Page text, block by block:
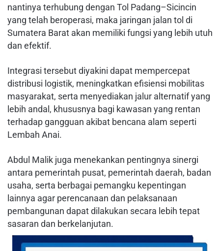
nantinya terhubung dengan Tol Padang–Sicincin
yang telah beroperasi, maka jaringan jalan tol di
Sumatera Barat akan memiliki fungsi yang lebih utuh
dan efektif.
Integrasi tersebut diyakini dapat mempercepat
distribusi logistik, meningkatkan efisiensi mobilitas
masyarakat, serta menyediakan jalur alternatif yang
lebih andal, khususnya bagi kawasan yang rentan
terhadap gangguan akibat bencana alam seperti
Lembah Anai.
Abdul Malik juga menekankan pentingnya sinergi
antara pemerintah pusat, pemerintah daerah, badan
usaha, serta berbagai pemangku kepentingan
lainnya agar perencanaan dan pelaksanaan
pembangunan dapat dilakukan secara lebih tepat
sasaran dan berkelanjutan.